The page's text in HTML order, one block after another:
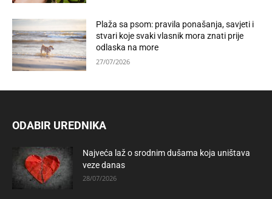
Plaža sa psom: pravila ponašanja, savjeti i
stvari koje svaki vlasnik mora znati prije
odlaska na more
27/07/2026
ODABIR UREDNIKA
Najveća laž o srodnim dušama koja uništava
veze danas
28/07/2026